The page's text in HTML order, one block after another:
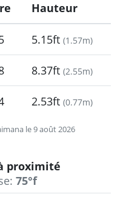
le 9 août 2026
Hauteur
5.15ft (1.57m)
8.37ft (2.55m)
2.53ft (0.77m)
proximité
75°f